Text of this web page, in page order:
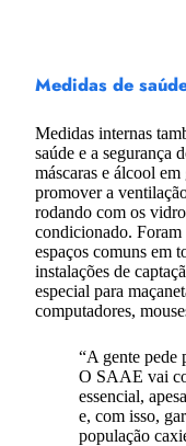
Medidas de
Medidas internas
saúde e a segurança
máscaras e álcool
promover a
rodando com os
condicionado. Foram
espaços comuns em
instalações de
especial para
computadores,
“A gente pede
O SAAE vai
essencial,
e, com isso,
população